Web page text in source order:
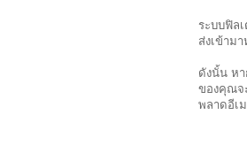
ระบบฟิล
ส่งเข้าม
ดังนั้น หา
ของคุณจ
พลาดอีเ